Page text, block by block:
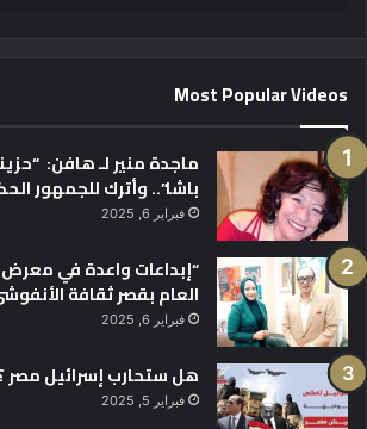
Most Popular Videos
ماجدة منير لـ هافن:
باشا”.. وأترك للجمهور
فبراير 6, 2025
“إبداعات واعدة في
العام بقصر ثقافة
فبراير 6, 2025
هل ستحارب إسرائيل مصر
فبراير 5, 2025